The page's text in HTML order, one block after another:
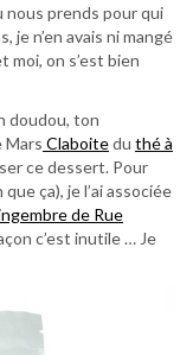
nous prends pour qui
je n’en avais ni mangé
moi, on s’est bien
doudou, ton
Mars Claboitedu thé à
ce dessert. Pour
ça), je l’ai associée
de Rue
c’est inutile … Je